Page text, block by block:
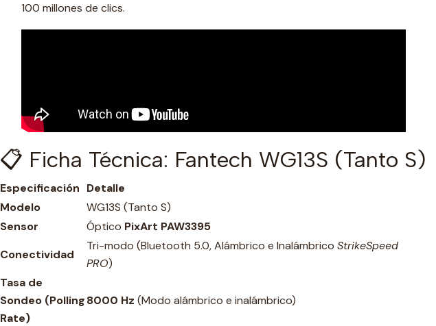
100 millones de clics.
📋 Ficha Técnica: Fantech WG13S (Tanto S)
Especificación Detalle
Modelo
WG13S (Tanto S)
Sensor
Óptico PixArt PAW3395
Conectividad
Tri-modo (Bluetooth 5.0, Alámbrico e Inalámbrico StrikeSpeed
PRO)
Tasa de
Sondeo (Polling
Rate)
8000 Hz (Modo alámbrico e inalámbrico)